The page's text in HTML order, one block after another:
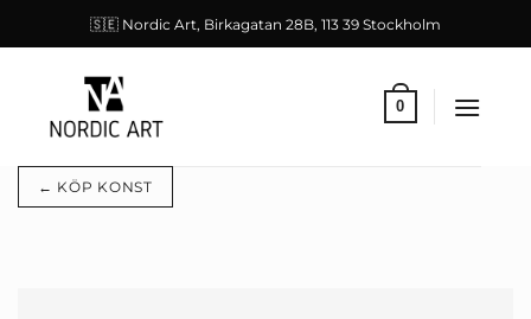
to
🇸🇪 Nordic Art, Birkagatan 28B, 113 39 Stockholm
0
← KÖP KONST